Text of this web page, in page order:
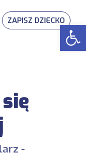
ZAPISZ DZIECKO
-